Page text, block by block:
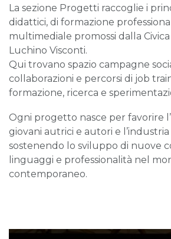
La sezione Progetti raccoglie i
didattici, di formazione
multimediale promossi dalla
Luchino Visconti.
Qui trovano spazio campagne
collaborazioni e percorsi di job
formazione, ricerca e
Ogni progetto nasce per favorire
giovani autrici e autori e l’industria
sostenendo lo sviluppo di nuove
linguaggi e professionalità nel
contemporaneo.